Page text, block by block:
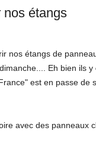
nos étangs
nos étangs de
Eh bien ils y
est en passe
avec des panneaux